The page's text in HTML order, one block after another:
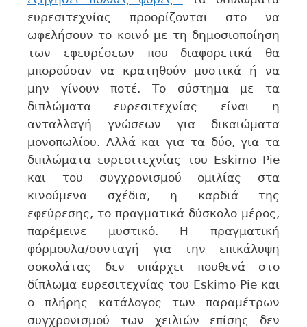
ευρεσιτεχνίας προορίζονται στο να
ωφελήσουν το κοινό με τη δημοσιοποίηση
των εφευρέσεων που διαφορετικά θα
μπορούσαν να κρατηθούν μυστικά ή να
μην γίνουν ποτέ. Το σύστημα με τα
διπλώματα ευρεσιτεχνίας είναι η
ανταλλαγή γνώσεων για δικαιώματα
μονοπωλίου. Αλλά και για τα δύο, για τα
διπλώματα ευρεσιτεχνίας του Eskimo Pie
και του συγχρονισμού ομιλίας στα
κινούμενα σχέδια, η καρδιά της
εφεύρεσης, το πραγματικά δύσκολο μέρος,
παρέμεινε μυστικό. Η πραγματική
φόρμουλα/συνταγή για την επικάλυψη
σοκολάτας δεν υπάρχει πουθενά στο
δίπλωμα ευρεσιτεχνίας του Eskimo Pie και
ο πλήρης κατάλογος των παραμέτρων
συγχρονισμού των χειλιών επίσης δεν